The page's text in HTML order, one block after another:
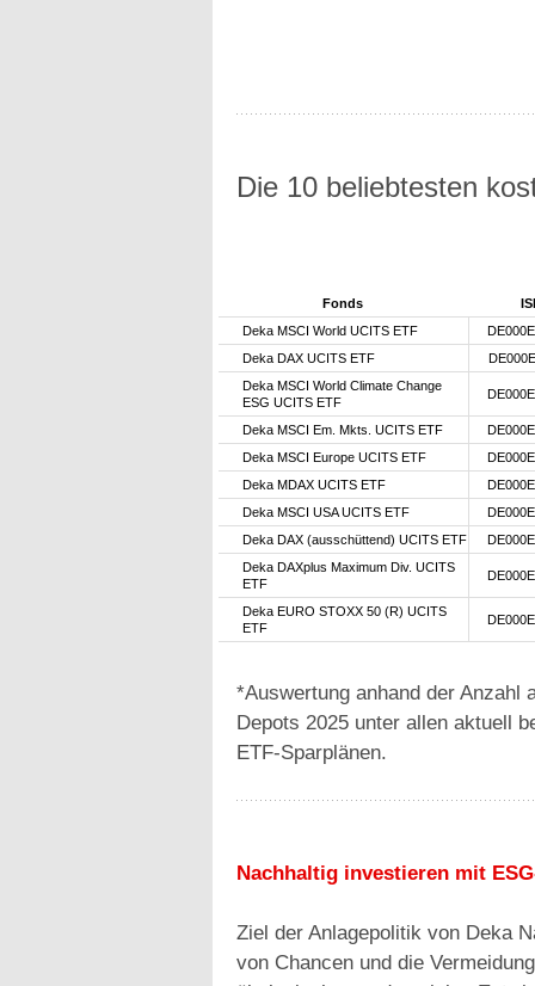
Die 10 beliebtesten
Fonds
Deka MSCI World UCITS ETF
Deka DAX UCITS ETF
Deka MSCI World Climate Change
ESG UCITS ETF
Deka MSCI Em. Mkts. UCITS ETF
Deka MSCI Europe UCITS ETF
Deka MDAX UCITS ETF
Deka MSCI USA UCITS ETF
Deka DAX (ausschüttend) UCITS ETF
Deka DAXplus Maximum Div. UCITS
ETF
Deka EURO STOXX 50 (R) UCITS
ETF
*Auswertung anhand der Anzahl
Depots 2025 unter allen aktuell
ETF-Sparplänen.
Nachhaltig investieren mit
Ziel der Anlagepolitik von Deka
von Chancen und die